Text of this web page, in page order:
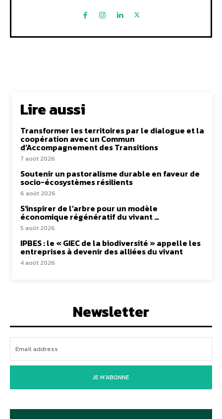
Lire aussi
Transformer les territoires par le dialogue et la
coopération avec un Commun
d’Accompagnement des Transitions
7 août 2026
Soutenir un pastoralisme durable en faveur de
socio-écosystèmes résilients
6 août 2026
S’inspirer de l’arbre pour un modèle
économique régénératif du vivant …
5 août 2026
IPBES : le « GIEC de la biodiversité » appelle les
entreprises à devenir des alliées du vivant
4 août 2026
Newsletter
JE M'ABONNE